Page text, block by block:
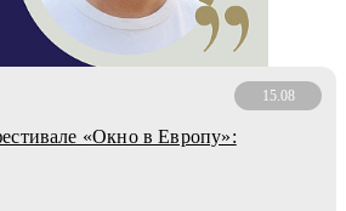
15.08
«Окно в Европу»: